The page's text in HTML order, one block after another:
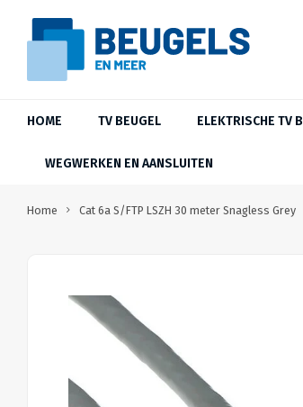
HOME TV BEUGEL ELEKTRISCHE TV
WEGWERKEN EN AANSLUITEN
Home Cat 6a S/FTP LSZH 30 meter Snagless Grey